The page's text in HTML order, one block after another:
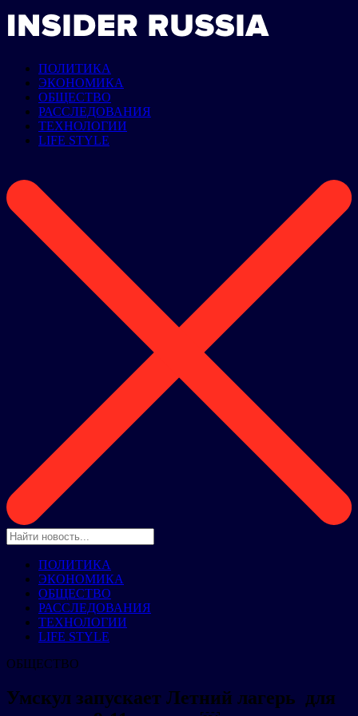
ПОЛИТИКА
ЭКОНОМИКА
ОБЩЕСТВО
РАССЛЕДОВАНИЯ
ТЕХНОЛОГИИ
LIFE STYLE
ПОЛИТИКА
ЭКОНОМИКА
ОБЩЕСТВО
РАССЛЕДОВАНИЯ
ТЕХНОЛОГИИ
LIFE STYLE
ОБЩЕСТВО
Умскул запускает Летний лагерь для